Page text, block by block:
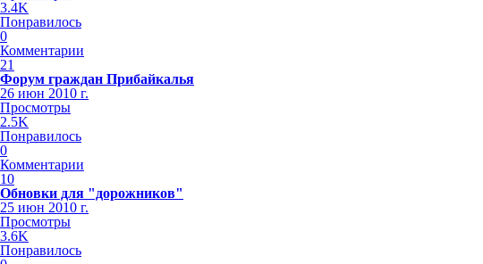
3.4K
Понравилось
0
Комментарии
21
Форум граждан Прибайкалья
26 июн 2010 г.
Просмотры
2.5K
Понравилось
0
Комментарии
10
Обновки для "дорожников"
25 июн 2010 г.
Просмотры
3.6K
Понравилось